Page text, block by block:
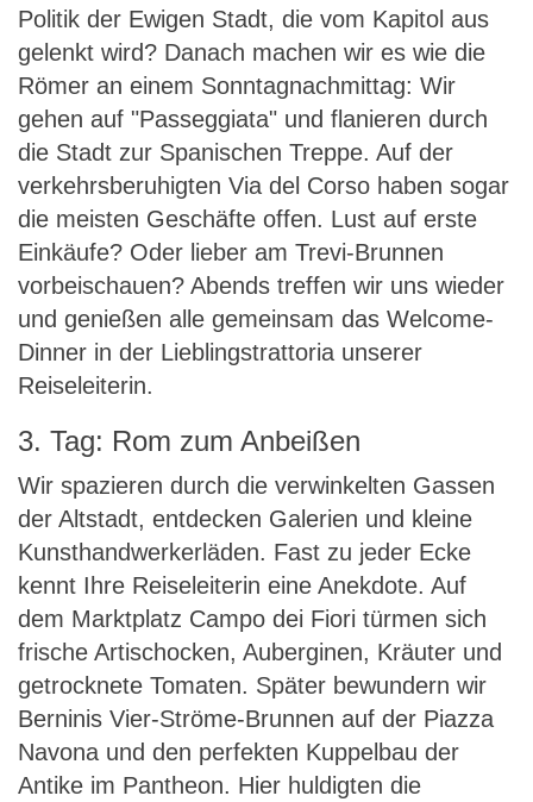
Politik der Ewigen Stadt, die vom Kapitol aus
gelenkt wird? Danach machen wir es wie die
Römer an einem Sonntagnachmittag: Wir
gehen auf "Passeggiata" und flanieren durch
die Stadt zur Spanischen Treppe. Auf der
verkehrsberuhigten Via del Corso haben sogar
die meisten Geschäfte offen. Lust auf erste
Einkäufe? Oder lieber am Trevi-Brunnen
vorbeischauen? Abends treffen wir uns wieder
und genießen alle gemeinsam das Welcome-
Dinner in der Lieblingstrattoria unserer
Reiseleiterin.
3. Tag: Rom zum Anbeißen
Wir spazieren durch die verwinkelten Gassen
der Altstadt, entdecken Galerien und kleine
Kunsthandwerkerläden. Fast zu jeder Ecke
kennt Ihre Reiseleiterin eine Anekdote. Auf
dem Marktplatz Campo dei Fiori türmen sich
frische Artischocken, Auberginen, Kräuter und
getrocknete Tomaten. Später bewundern wir
Berninis Vier-Ströme-Brunnen auf der Piazza
Navona und den perfekten Kuppelbau der
Antike im Pantheon. Hier huldigten die